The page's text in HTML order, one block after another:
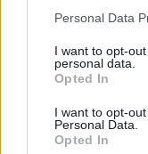
Personal Data
I want to opt-
personal data.
Opted In
I want to opt-
Personal Data.
Opted In